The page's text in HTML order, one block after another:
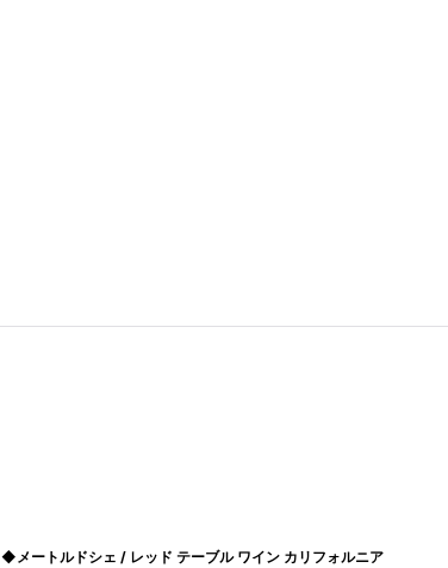
◆メートルドシェ / レッド テーブル ワイン カリフォルニア